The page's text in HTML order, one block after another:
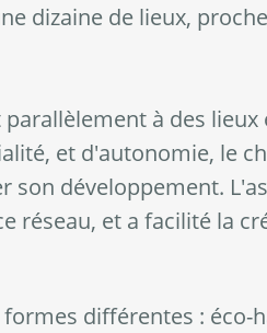
dizaine de lieux,
à des lieux
et d'autonomie, le
son développement.
réseau, et a facilité la
différentes : éco-